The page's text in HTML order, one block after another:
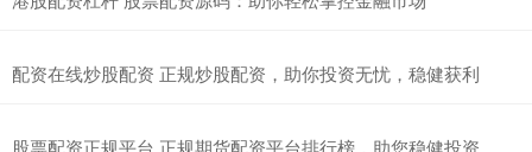
配资在线炒股配资 正规炒股配资，助你投资无忧，稳健获利
股票配资正规平台 正规期货配资平台排行榜，助您稳健投资